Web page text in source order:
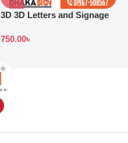
3D 3D Letters and Signage
750.00৳